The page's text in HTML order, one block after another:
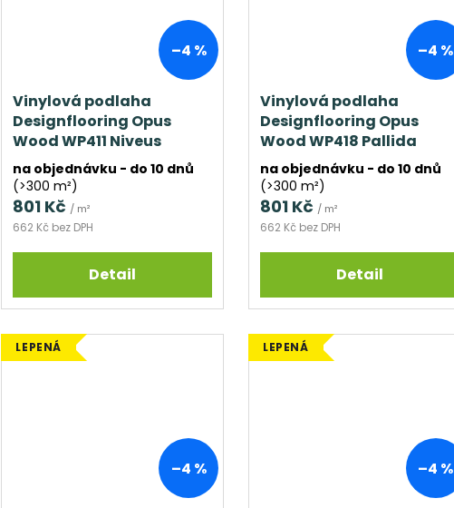
–4 %
Vinylová podlaha
Designflooring Opus
Wood WP411 Niveus
na objednávku - do 10 dnů
(>300 m²)
662 Kč bez DPH
801 Kč / m²
Detail
–4 %
Vinylová podlaha
Designflooring Opus
Wood WP418 Pallida
na objednávku - do 10 dnů
(>300 m²)
662 Kč bez DPH
801 Kč / m²
Detail
LEPENÁ
–4 %
LEPENÁ
–4 %